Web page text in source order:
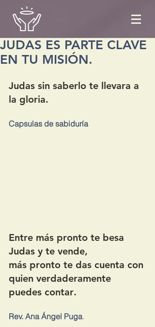
JUDAS ES PARTE CLAVE
EN TU MISIÓN.
Judas sin saberlo te llevara a
la gloria.
Capsulas de sabiduría
Entre más pronto te besa
Judas y te vende,
más pronto te das cuenta con
quien verdaderamente
puedes contar.
Rev. Ana Ángel Puga.